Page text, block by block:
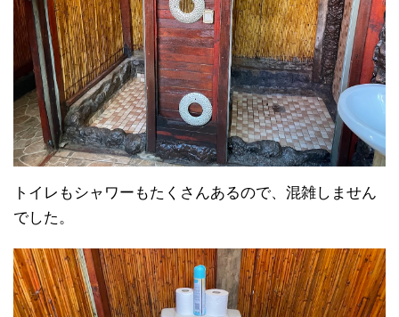
トイレもシャワーもたくさんあるので、混雑しません
でした。